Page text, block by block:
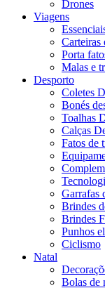
Drones
Viagens
Carteiras
Porta
Malas e
Desporto
Coletes
Bonés
Toalhas
Calças
Fatos de
Garrafas
Brindes
Brindes
Punhos
Ciclismo
Natal
Bolas de